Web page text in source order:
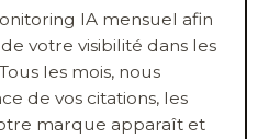
IA mensuel afin
votre visibilité dans les
les mois, nous
de vos citations, les
marque apparaît et